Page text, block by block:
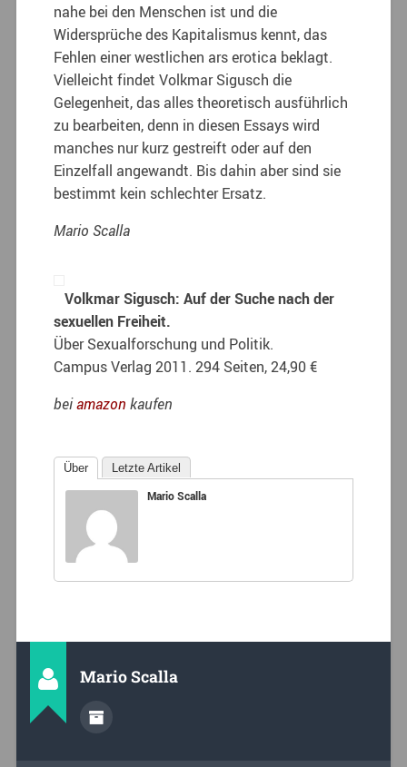
nahe bei den Menschen ist und die
Widersprüche des Kapitalismus kennt, das
Fehlen einer westlichen ars erotica beklagt.
Vielleicht findet Volkmar Sigusch die
Gelegenheit, das alles theoretisch ausführlich
zu bearbeiten, denn in diesen Essays wird
manches nur kurz gestreift oder auf den
Einzelfall angewandt. Bis dahin aber sind sie
bestimmt kein schlechter Ersatz.
Mario Scalla
Volkmar Sigusch: Auf der Suche nach der
sexuellen Freiheit.
Über Sexualforschung und Politik.
Campus Verlag 2011. 294 Seiten, 24,90 €
beiamazon kaufen
Über Letzte Artikel
Mario Scalla
Mario Scalla